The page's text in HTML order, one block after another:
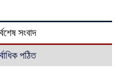
সংবাদ
পঠিত